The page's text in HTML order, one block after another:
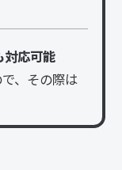
対応可能
、その際は